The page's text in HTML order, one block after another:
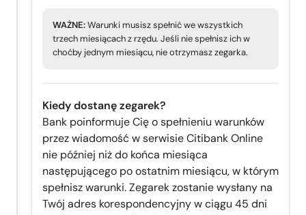
WAŻNE:Warunki musisz spełnić we wszystkich
trzech miesiącach z rzędu. Jeśli nie spełnisz ich w
choćby jednym miesiącu, nie otrzymasz zegarka.
Kiedy dostanę zegarek?
Bank poinformuje Cię o spełnieniu warunków
przez wiadomość w serwisie Citibank Online
nie później niż do końca miesiąca
następującego po ostatnim miesiącu, w którym
spełnisz warunki. Zegarek zostanie wysłany na
Twój adres korespondencyjny w ciągu 45 dni